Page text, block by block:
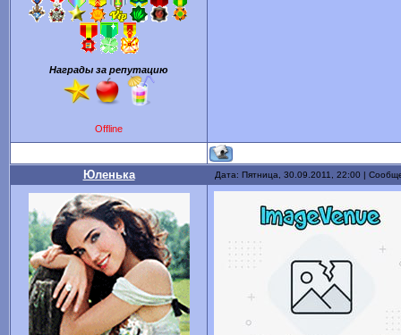
Награды за репутацию
Offline
Юленька Дата: Пятница, 30.09.2011, 22:00 |